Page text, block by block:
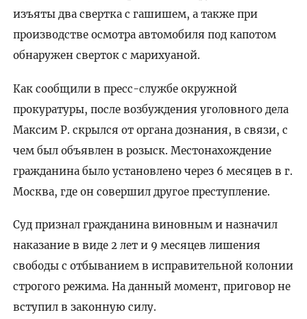
изъяты два свертка с гашишем, а также при
производстве осмотра автомобиля под капотом
обнаружен сверток с марихуаной.
Как сообщили в пресс-службе окружной
прокуратуры, после возбуждения уголовного дела
Максим Р. скрылся от органа дознания, в связи, с
чем был объявлен в розыск. Местонахождение
гражданина было установлено через 6 месяцев в г.
Москва, где он совершил другое преступление.
Суд признал гражданина виновным и назначил
наказание в виде 2 лет и 9 месяцев лишения
свободы с отбыванием в исправительной колонии
строгого режима. На данный момент, приговор не
вступил в законную силу.